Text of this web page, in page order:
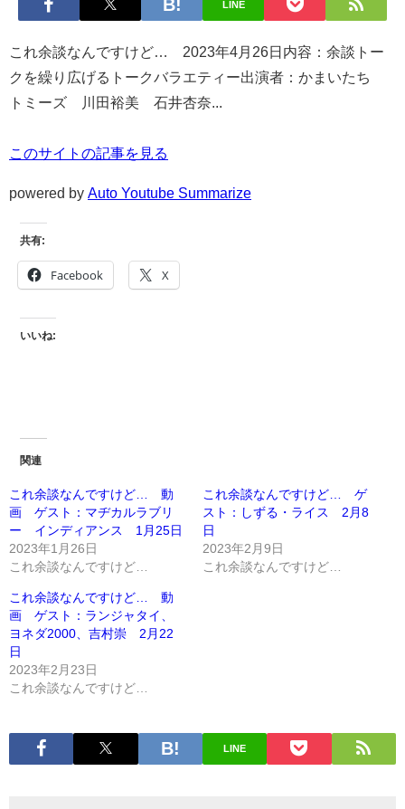
LINE
これ余談なんですけど… 2023年4月26日内容：余談トー
クを繰り広げるトークバラエティー出演者：かまいたち
トミーズ 川田裕美 石井杏奈...
このサイトの記事を見る
powered by Auto Youtube Summarize
共有:
Facebook X
いいね:
関連
これ余談なんですけど… 動
画 ゲスト：マヂカルラブリ
ー インディアンス 1月25日
2023年1月26日
これ余談なんですけど…
これ余談なんですけど… ゲ
スト：しずる・ライス 2月8
日
2023年2月9日
これ余談なんですけど…
これ余談なんですけど… 動
画 ゲスト：ランジャタイ、
ヨネダ2000、吉村崇 2月22
日
2023年2月23日
これ余談なんですけど…
LINE